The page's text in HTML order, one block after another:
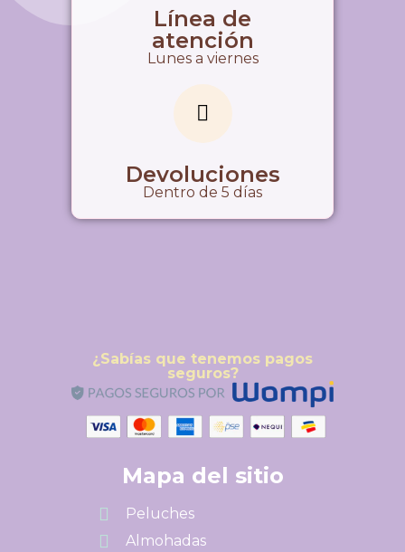
Línea de
atención
Lunes a viernes
Devoluciones
Dentro de 5 días
¿Sabías que tenemos pagos
seguros?
Mapa del sitio
Peluches
Almohadas